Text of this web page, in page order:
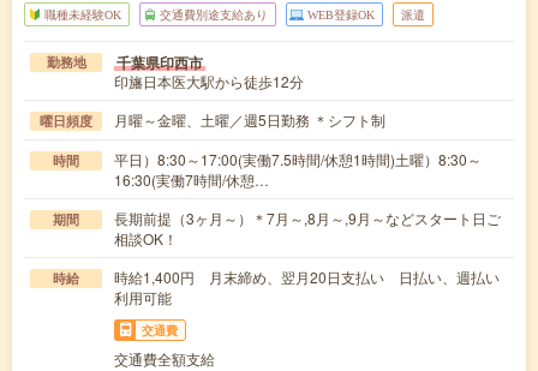
職種未経験OK 交通費別途支給あり WEB登録OK 派遣
勤務地 千葉県印西市
印旛日本医大駅から徒歩12分
曜日頻度 月曜～金曜、土曜／週5日勤務 ＊シフト制
時間
平日）8:30～17:00(実働7.5時間/休憩1時間)土曜）8:30～
16:30(実働7時間/休憩…
期間
長期前提（3ヶ月～）＊7月～,8月～,9月～などスタート日ご
相談OK！
時給
時給1,400円 月末締め、翌月20日支払い 日払い、週払い
利用可能
交通費
交通費全額支給